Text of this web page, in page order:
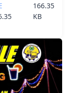
166.35
KB